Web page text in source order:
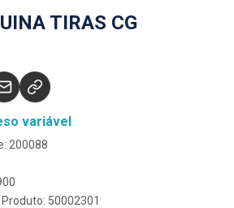
TIRAS CG
variável
200088
50002301